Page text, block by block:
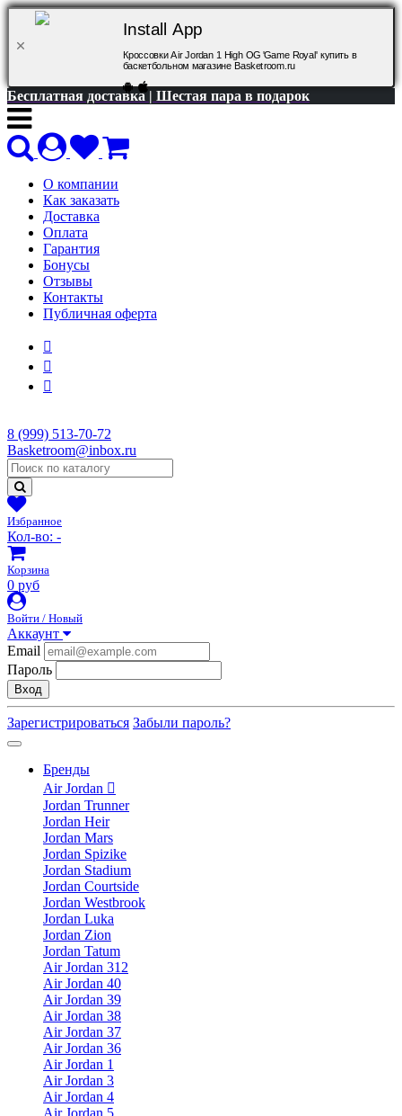
Install App
Кроссовки Air Jordan 1 High OG 'Game Royal' купить в
баскетбольном магазине Basketroom.ru
Бесплатная доставка | Шестая пара в подарок
О компании
Как заказать
Доставка
Оплата
Гарантия
Бонусы
Отзывы
Контакты
Публичная оферта
8 (999) 513-70-72
Basketroom@inbox.ru
Избранное
Кол-во: -
Корзина
0 руб
Войти / Новый
Аккаунт
Email
Пароль
Вход
Зарегистрироваться Забыли пароль?
Бренды
Air Jordan
Jordan Trunner
Jordan Heir
Jordan Mars
Jordan Spizike
Jordan Stadium
Jordan Courtside
Jordan Westbrook
Jordan Luka
Jordan Zion
Jordan Tatum
Air Jordan 312
Air Jordan 40
Air Jordan 39
Air Jordan 38
Air Jordan 37
Air Jordan 36
Air Jordan 1
Air Jordan 3
Air Jordan 4
Air Jordan 5